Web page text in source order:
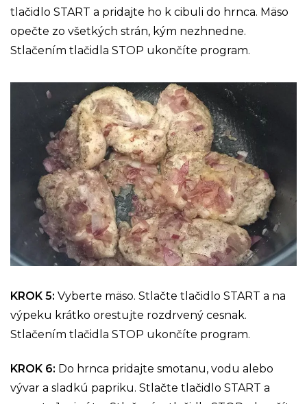
tlačidlo START a pridajte ho k cibuli do hrnca. Mäso
opečte zo všetkých strán, kým nezhnedne.
Stlačením tlačidla STOP ukončíte program.
KROK 5: Vyberte mäso. Stlačte tlačidlo START a na
výpeku krátko orestujte rozdrvený cesnak.
Stlačením tlačidla STOP ukončíte program.
KROK 6: Do hrnca pridajte smotanu, vodu alebo
vývar a sladkú papriku. Stlačte tlačidlo START a